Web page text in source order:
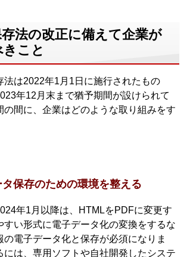
法の改正に備えて企業が
こと
法は2022年1月1日に施行されたもの
年12月末まで猶予期間が設けられて
の間に、企業はどのような取り組みをす
保存のための環境を整える
年1月以降は、HTMLをPDFに変更す
すい形式に電子データ化の変換をするな
の電子データ化と保存が必須になりま
には、専用ソフトや自社開発したシステ